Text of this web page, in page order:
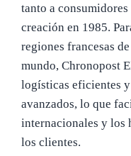
tanto a consumidores
creación en 1985.
regiones francesas
mundo, Chronopost
logísticas eficientes
avanzados, lo que
internacionales y los
los clientes.